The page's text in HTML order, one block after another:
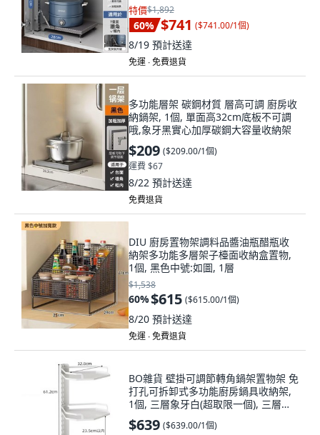
特價$1,892
60% $741 ($741.00/1個)
8/19 預計送達
免運 ∙ 免費退貨
多功能層架 碳鋼材質 層高可調 廚房收
納鍋架, 1個, 單面高32cm底板不可調
哦,象牙黑實心加厚碳鋼大容量收納架
$209 ($209.00/1個)
運費 $67
8/22 預計送達
免費退貨
DIU 廚房置物架調料品醬油瓶醋瓶收
納架多功能多層架子檯面收納盒置物,
1個, 黑色中號:如圖, 1層
$1,538
60%$615 ($615.00/1個)
8/20 預計送達
免運 ∙ 免費退貨
BO雜貨 壁掛可調節轉角鍋架置物架 免
打孔可拆卸式多功能廚房鍋具收納架,
1個, 三層象牙白(超取限一個), 三層象
牙白(超取限一個)
$639 ($639.00/1個)